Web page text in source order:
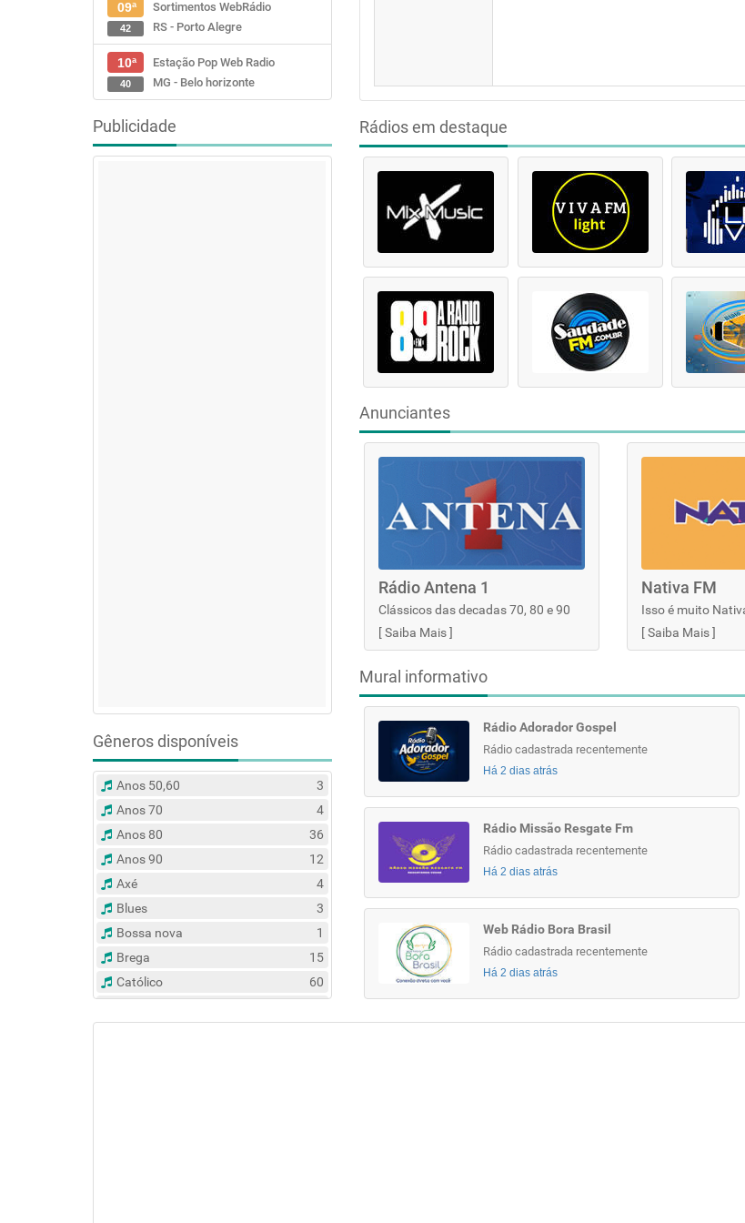
09ª
Sortimentos WebRádio
RS - Porto Alegre
42
10ª
Estação Pop Web Radio
MG - Belo horizonte
40
Publicidade
Gêneros disponíveis
Anos 50,60
3
Anos 70
4
Anos 80
36
Anos 90
12
Axé
4
Blues
3
Bossa nova
1
Brega
15
Católico
60
Rádios em destaque
Anunciantes
Rádio Antena 1
Clássicos das decadas 70, 80 e 90
[Saiba Mais]
Nativa FM
Isso é muito
[Saiba Mais]
Mural informativo
Rádio Adorador Gospel
Rádio cadastrada recentemente
Há 2 dias atrás
Rádio Missão Resgate Fm
Rádio cadastrada recentemente
Há 2 dias atrás
Web Rádio Bora Brasil
Rádio cadastrada recentemente
Há 2 dias atrás